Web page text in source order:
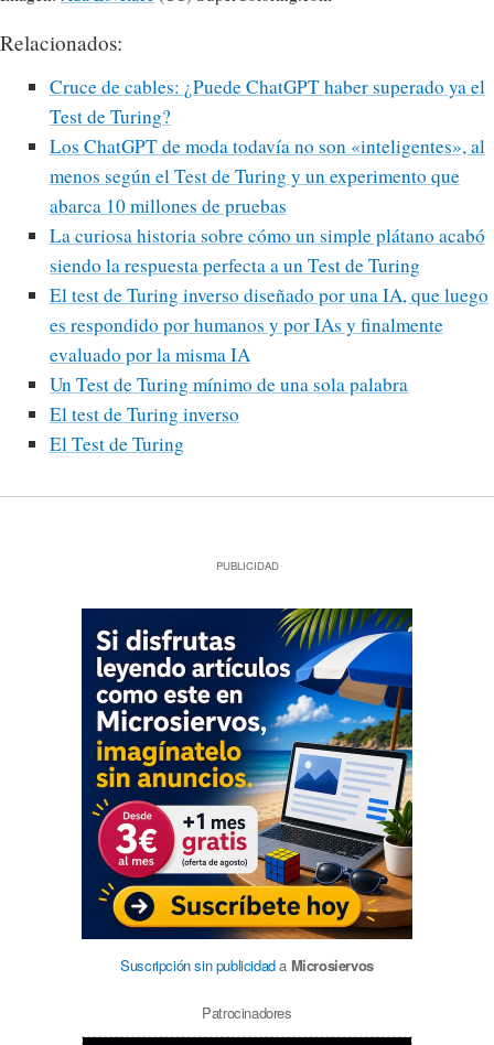
Relacionados:
Cruce de cables: ¿Puede ChatGPT haber superado ya el
Test de Turing?
Los ChatGPT de moda todavía no son «inteligentes», al
menos según el Test de Turing y un experimento que
abarca 10 millones de pruebas
La curiosa historia sobre cómo un simple plátano acabó
siendo la respuesta perfecta a un Test de Turing
El test de Turing inverso diseñado por una IA, que luego
es respondido por humanos y por IAs y finalmente
evaluado por la misma IA
Un Test de Turing mínimo de una sola palabra
El test de Turing inverso
El Test de Turing
PUBLICIDAD
Suscripción sin publicidada Microsiervos
Patrocinadores